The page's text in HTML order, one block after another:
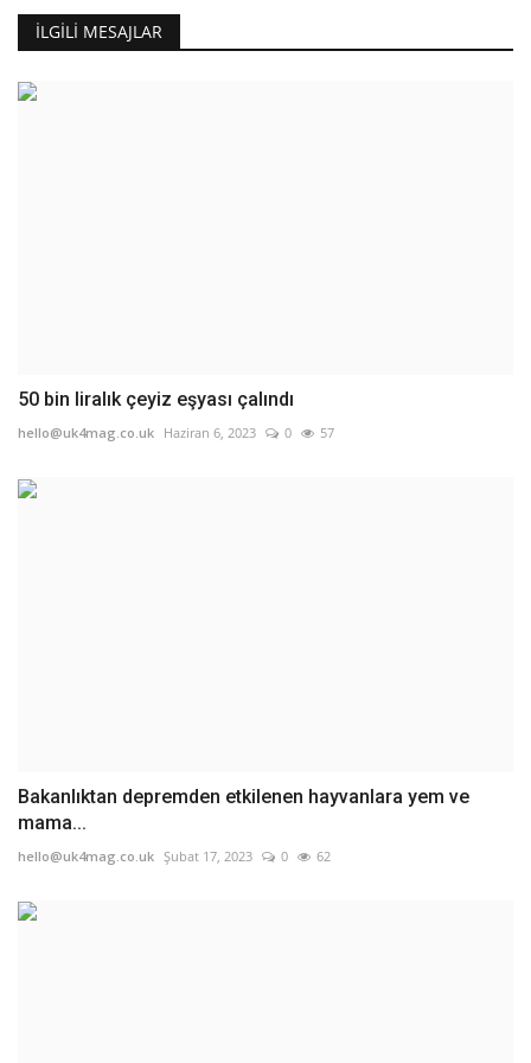
İLGILI MESAJLAR
50 bin liralık çeyiz eşyası çalındı
hello@uk4mag.co.uk Haziran 6, 2023 0 57
Bakanlıktan depremden etkilenen hayvanlara yem ve
mama...
hello@uk4mag.co.uk Şubat 17, 2023 0 62